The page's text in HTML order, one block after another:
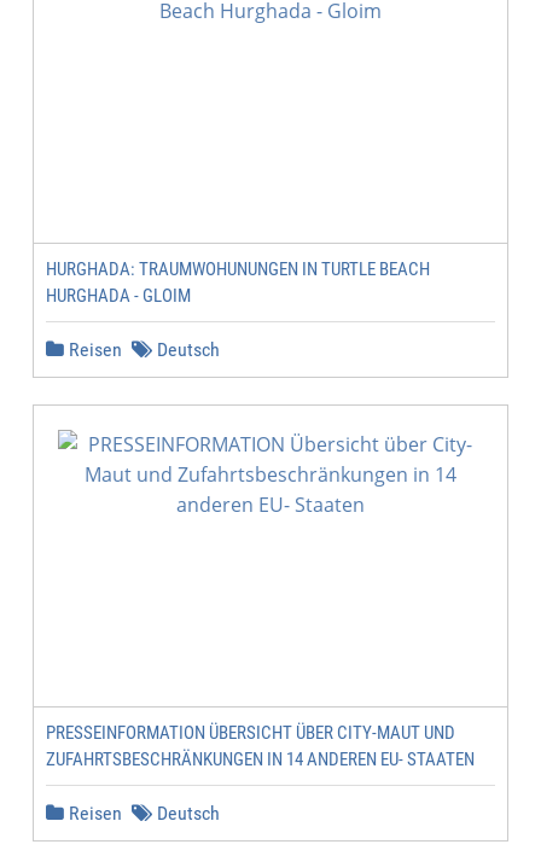
HURGHADA: TRAUMWOHUNUNGEN IN TURTLE BEACH
HURGHADA - GLOIM
Reisen Deutsch
PRESSEINFORMATION ÜBERSICHT ÜBER CITY-MAUT UND
ZUFAHRTSBESCHRÄNKUNGEN IN 14 ANDEREN EU- STAATEN
Reisen Deutsch